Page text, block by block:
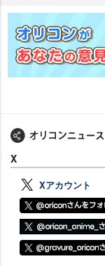
X
Xアカウント